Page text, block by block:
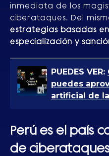
inmediata de los
ciberataques. Del
estrategias basadas
especialización y
PUEDES VER:
puedes
artificial de
Perú es el país
de